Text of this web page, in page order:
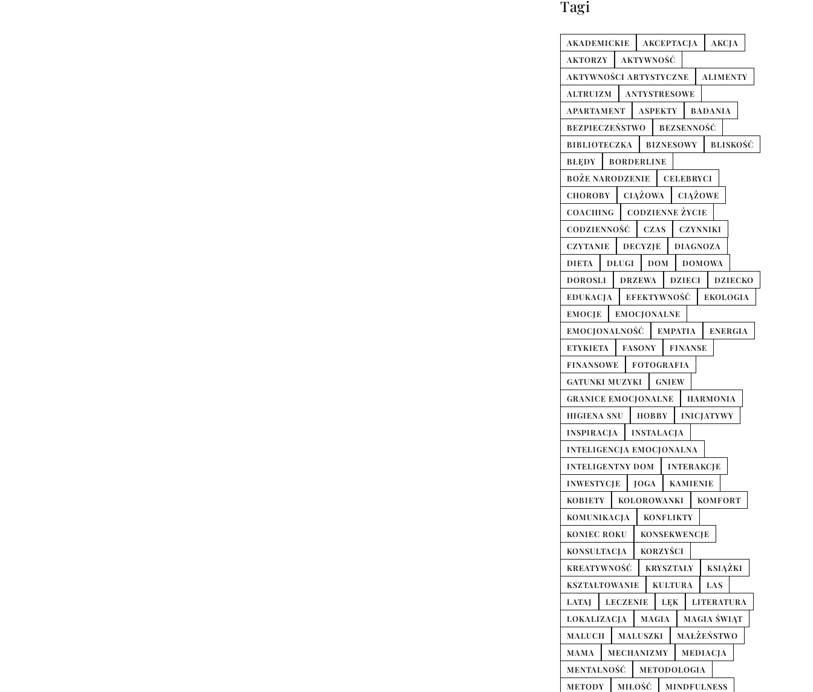
Tagi
AKADEMICKIE AKCEPTACJA
AKCJA
AKTORZY
AKTYWNOŚĆ
AKTYWNOŚCI ARTYSTYCZNE
ALIMENTY
ALTRUIZM
ANTYSTRESOWE
APARTAMENT
ASPEKTY
BADANIA
BEZPIECZEŃSTWO
BEZSENNOŚĆ
BIBLIOTECZKA
BIZNESOWY
BLISKOŚĆ
BŁĘDY
BORDERLINE
BOŻE NARODZENIE
CELEBRYCI
CHOROBY
CIĄŻOWA
CIĄŻOWE
COACHING
CODZIENNE ŻYCIE
CODZIENNOŚĆ
CZAS
CZYNNIKI
CZYTANIE
DECYZJE
DIAGNOZA
DIETA
DŁUGI DOM
DOMOWA
DOROSLI
DRZEWA DZIECI
DZIECKO
EDUKACJA
EFEKTYWNOŚĆ
EKOLOGIA
EMOCJE
EMOCJONALNE
EMOCJONALNOŚĆ
EMPATIA
ENERGIA
ETYKIETA
FASONY
FINANSE
FINANSOWE
FOTOGRAFIA
GATUNKI MUZYKI
GNIEW
GRANICE EMOCJONALNE
HARMONIA
HIGIENA SNU
HOBBY
INICJATYWY
INSPIRACJA
INSTALACJA
INTELIGENCJA EMOCJONALNA
INTELIGENTNY DOM
INTERAKCJE
INWESTYCJE
JOGA
KAMIENIE
KOBIETY
KOLOROWANKI
KOMFORT
KOMUNIKACJA
KONFLIKTY
KONIEC ROKU
KONSEKWENCJE
KONSULTACJA
KORZYŚCI
KREATYWNOŚĆ
KRYSZTAŁY
KSIĄŻKI
KSZTAŁTOWANIE
KULTURA
LAS
LATAJ
LECZENIE LĘK
LITERATURA
LOKALIZACJA
MAGIA
MAGIA ŚWIĄT
MALUCH
MALUSZKI
MAŁŻEŃSTWO
MAMA
MECHANIZMY
MEDIACJA
MENTALNOŚĆ
METODOLOGIA
METODY
MIŁOŚĆ
MINDFULNESS